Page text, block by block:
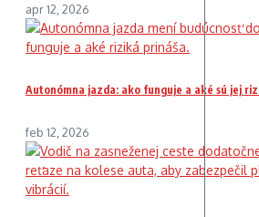
apr 12, 2026
Autonómna jazda: ako funguje a aké sú jej
feb 12, 2026